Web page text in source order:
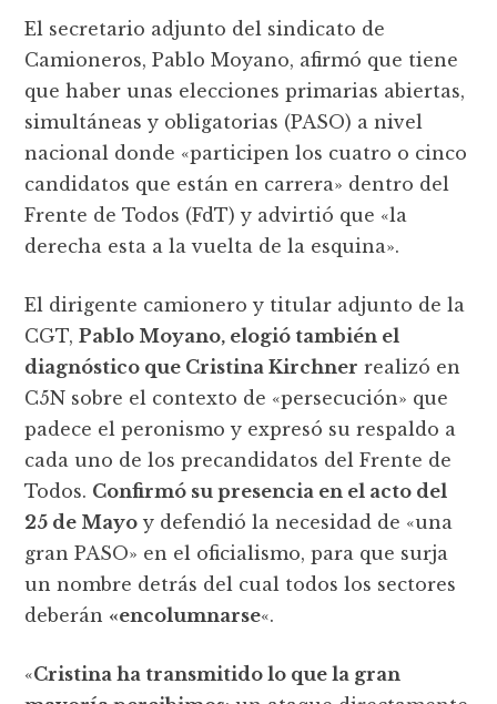
El secretario adjunto del sindicato de
Camioneros, Pablo Moyano, afirmó que tiene
que haber unas elecciones primarias abiertas,
simultáneas y obligatorias (PASO) a nivel
nacional donde «participen los cuatro o cinco
candidatos que están en carrera» dentro del
Frente de Todos (FdT) y advirtió que «la
derecha esta a la vuelta de la esquina».
El dirigente camionero y titular adjunto de la
CGT,Pablo Moyano, elogió también el
diagnóstico que Cristina Kirchner realizó en
C5N sobre el contexto de «persecución» que
padece el peronismo y expresó su respaldo a
cada uno de los precandidatos del Frente de
Todos. Confirmó su presencia en el acto del
25 de Mayo y defendió la necesidad de «una
gran PASO» en el oficialismo, para que surja
un nombre detrás del cual todos los sectores
deberán «encolumnarse«.
«Cristina ha transmitido lo que la gran